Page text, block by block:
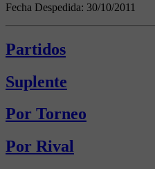
Fecha Despedida: 30/10/2011
Partidos
Suplente
Por Torneo
Por Rival